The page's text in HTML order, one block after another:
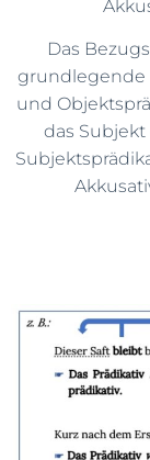
Das
grundlegende
und
das Subjekt